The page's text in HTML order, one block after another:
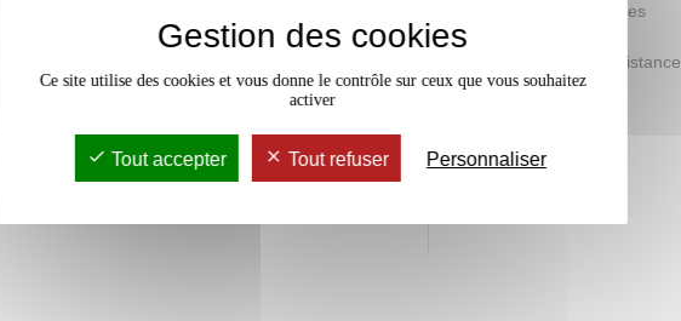
Mobilité d'études
Accessible à distance
Gestion des cookies
Ce site utilise des cookies et vous donne le contrôle sur ceux que vous souhaitez
activer
Tout accepter Tout refuser Personnaliser